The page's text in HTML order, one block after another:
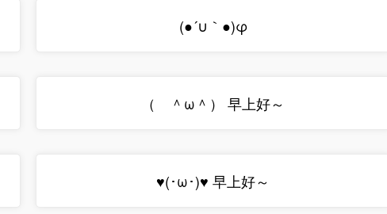
(●´∪｀●)φ
（ ＾ω＾） 早上好～
♥(･ω･)♥ 早上好～